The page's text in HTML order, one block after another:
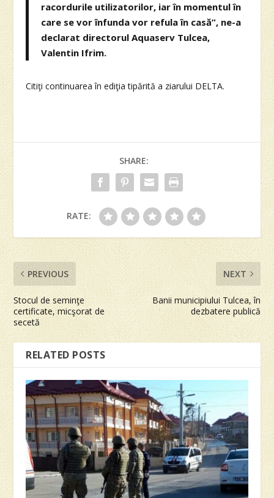
racordurile utilizatorilor, iar în momentul în
care se vor înfunda vor refula în casă”, ne-a
declarat directorul Aquaserv Tulcea,
Valentin Ifrim.
Citiţi continuarea în ediţia tipărită a ziarului DELTA.
SHARE:
RATE:
PREVIOUS
Stocul de seminţe
certificate, micşorat de
secetă
NEXT
Banii municipiului Tulcea, în
dezbatere publică
RELATED POSTS